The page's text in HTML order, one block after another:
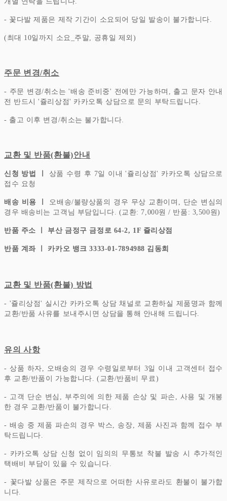
- 꽃다발 제품은 제작 기간이 소요되어 당일 발송이 불가합니다.
(최대 10일까지 소요_주말, 공휴일 제외)
주문 변경/취소
- 주문 변경/취소는 '배송 준비중' 전에만 가능하며, 출고 문자 안내
전 반드시 '쥴리상점' 카카오톡 상담으로 문의 부탁드립니다.
- 출고 이후 변경/취소는 불가합니다.
교환 및 반품(환불)안내
신청 방법 ㅣ 상품 수령 후 7일 이내 '쥴리상점' 카카오톡 상담으로
접수 요청
배송 비용 ㅣ
오배송/불량상품의 경우 무상 교환이며, 단순 변심의
경우 배송비는 고객님 부담입니다. (교환: 7,000원 / 반품: 3,500원)
반품 주소 ㅣ 부산 금정구 금정로 64-2, 1F 쥴리상점
반품 계좌 ㅣ 카카오 뱅크 3333-01-7894988 김동희
교환 및 반품(환불) 방법
- '쥴리상점' 실시간 카카오톡 상담 채널로 교환하실 제품명과 함께
교환/반품 사유를 보내주시면 상담을 통해 안내해 드립니다.
유의 사항
- 상품 하자, 오배송의 경우 수령일로부터 3일 이내 고객센터 접수
후 교환/반품이 가능합니다. (교환/반품비 무료)
- 고객 단순 변심, 부주의에 의한 제품 손상 및 파손, 사용 및 개봉
한 경우 교환/반품이 불가합니다.
- 배송 중 제품 파손의 경우 박스, 송장, 제품 사진과 함께 접수 부
탁드립니다.
- 카카오톡 상담 신청 없이 임의의 무통보 착불 발송 시 추가적인
택배비 부담이 있을 수 있습니다.
- 꽃다발 상품은 주문 제작으로 어떠한 사유로라도 환불이 불가합
니다.